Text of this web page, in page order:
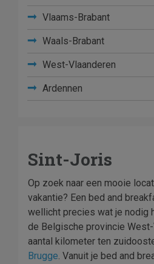
Vlaams-Brabant
Waals-Brabant
West-Vlaanderen
Ardennen
Sint-Joris
Op zoek naar een mooie
vakantie? Een bed and
wellicht precies wat je nodig
de Belgische provincie West-
aantal kilometer ten
Brugge. Vanuit je bed and